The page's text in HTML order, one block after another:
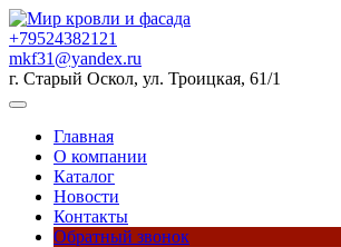
Перейти
к
содержимому
+79524382121
mkf31@yandex.ru
г. Старый Оскол, ул. Троицкая, 61/1
Кнопка
ОткрытьГлавная
О компании
Каталог
Новости
Контакты
Обратный звонок